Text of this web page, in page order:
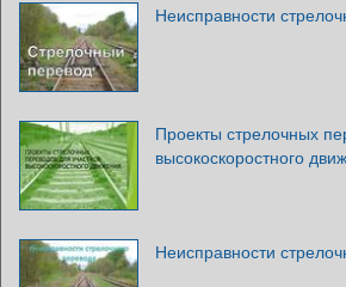
Неисправности
Проекты стрелочных
высокоскоростного
Неисправности